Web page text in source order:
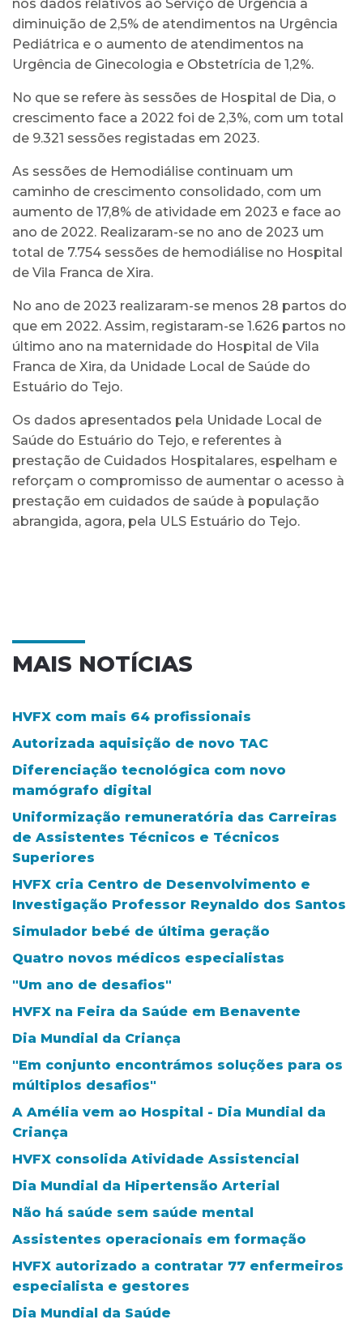
nos dados relativos ao Serviço de Urgência a
diminuição de 2,5% de atendimentos na Urgência
Pediátrica e o aumento de atendimentos na
Urgência de Ginecologia e Obstetrícia de 1,2%.
No que se refere às sessões de Hospital de Dia, o
crescimento face a 2022 foi de 2,3%, com um total
de 9.321 sessões registadas em 2023.
As sessões de Hemodiálise continuam um
caminho de crescimento consolidado, com um
aumento de 17,8% de atividade em 2023 e face ao
ano de 2022. Realizaram-se no ano de 2023 um
total de 7.754 sessões de hemodiálise no Hospital
de Vila Franca de Xira.
No ano de 2023 realizaram-se menos 28 partos do
que em 2022. Assim, registaram-se 1.626 partos no
último ano na maternidade do Hospital de Vila
Franca de Xira, da Unidade Local de Saúde do
Estuário do Tejo.
Os dados apresentados pela Unidade Local de
Saúde do Estuário do Tejo, e referentes à
prestação de Cuidados Hospitalares, espelham e
reforçam o compromisso de aumentar o acesso à
prestação em cuidados de saúde à população
abrangida, agora, pela ULS Estuário do Tejo.
MAIS NOTÍCIAS
HVFX com mais 64 profissionais
Autorizada aquisição de novo TAC
Diferenciação tecnológica com novo
mamógrafo digital
Uniformização remuneratória das Carreiras
de Assistentes Técnicos e Técnicos
Superiores
HVFX cria Centro de Desenvolvimento e
Investigação Professor Reynaldo dos Santos
Simulador bebé de última geração
Quatro novos médicos especialistas
"Um ano de desafios"
HVFX na Feira da Saúde em Benavente
Dia Mundial da Criança
"Em conjunto encontrámos soluções para os
múltiplos desafios"
A Amélia vem ao Hospital - Dia Mundial da
Criança
HVFX consolida Atividade Assistencial
Dia Mundial da Hipertensão Arterial
Não há saúde sem saúde mental
Assistentes operacionais em formação
HVFX autorizado a contratar 77 enfermeiros
especialista e gestores
Dia Mundial da Saúde